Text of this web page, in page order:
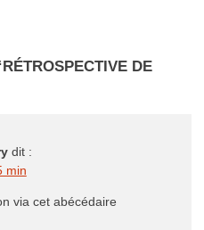
RÉTROSPECTIVE DE
dit :
min
via cet abécédaire